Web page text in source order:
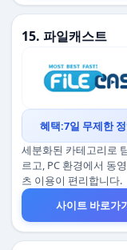
15. 파일캐스트
혜택:7일 무제한
세분화된 카테고리로
르고, PC 환경에서 동
츠 이용이 편리합니다.
사이트 바로가